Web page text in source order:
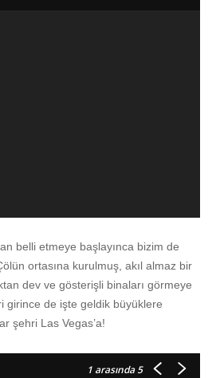
belli etmeye başlayınca bizim de
ortasına kurulmuş, akıl almaz bir
dev ve gösterişli binaları görmeye
girince de işte geldik büyüklere
şehri Las Vegas’a!
1 arasında 5